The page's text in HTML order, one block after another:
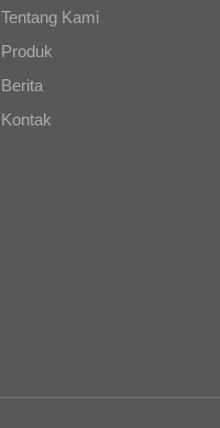
Tentang Kami
Produk
Berita
Kontak